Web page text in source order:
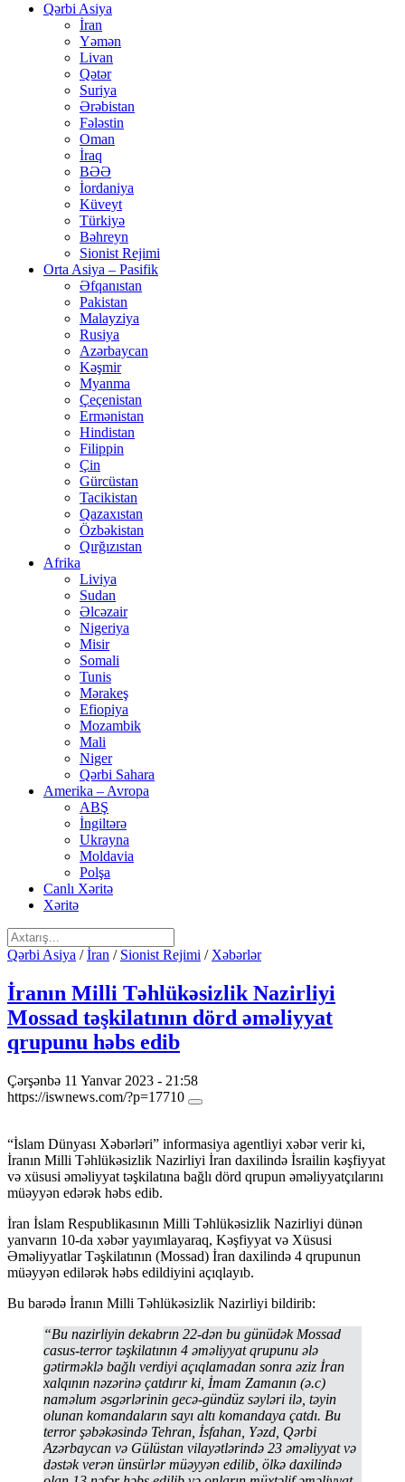
Qərbi Asiya
İran
Yəmən
Livan
Qətər
Suriya
Ərəbistan
Fələstin
Oman
İraq
BƏƏ
İordaniya
Küveyt
Türkiyə
Bəhreyn
Sionist Rejimi
Orta Asiya – Pasifik
Əfqanıstan
Pakistan
Malayziya
Rusiya
Azərbaycan
Kəşmir
Myanma
Çeçenistan
Ermənistan
Hindistan
Filippin
Çin
Gürcüstan
Tacikistan
Qazaxıstan
Özbəkistan
Qırğızıstan
Afrika
Liviya
Sudan
Əlcəzair
Nigeriya
Misir
Somali
Tunis
Mərakeş
Efiopiya
Mozambik
Mali
Niger
Qərbi Sahara
Amerika – Avropa
ABŞ
İngiltərə
Ukrayna
Moldavia
Polşa
Canlı Xəritə
Xəritə
Qərbi Asiya /İran / Sionist Rejimi / Xəbərlər
İranın Milli Təhlükəsizlik Nazirliyi
Mossad təşkilatının dörd əməliyyat
qrupunu həbs edib
Çərşənbə 11 Yanvar 2023 - 21:58
https://iswnews.com/?p=17710
“İslam Dünyası Xəbərləri” informasiya agentliyi xəbər verir ki,
İranın Milli Təhlükəsizlik Nazirliyi İran daxilində İsrailin kəşfiyyat
və xüsusi əməliyyat təşkilatına bağlı dörd qrupun əməliyyatçılarını
müəyyən edərək həbs edib.
İran İslam Respublikasının Milli Təhlükəsizlik Nazirliyi dünən
yanvarın 10-da xəbər yayımlayaraq, Kəşfiyyat və Xüsusi
Əməliyyatlar Təşkilatının (Mossad) İran daxilində 4 qrupunun
müəyyən edilərək həbs edildiyini açıqlayıb.
Bu barədə İranın Milli Təhlükəsizlik Nazirliyi bildirib:
“Bu nazirliyin dekabrın 22-dən bu günüdək Mossad
casus-terror təşkilatının 4 əməliyyat qrupunu ələ
gətirməklə bağlı verdiyi açıqlamadan sonra əziz İran
xalqının nəzərinə çatdırır ki, İmam Zamanın (ə.c)
naməlum əsgərlərinin gecə-gündüz səyləri ilə, təyin
olunan komandaların sayı altı komandaya çatdı. Bu
terror şəbəkəsində Tehran, İsfahan, Yəzd, Qərbi
Azərbaycan və Gülüstan vilayətlərində 23 əməliyyat və
dəstək verən ünsürlər müəyyən edilib, ölkə daxilində